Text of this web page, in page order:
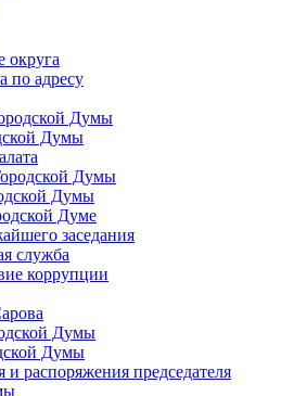
округа
по адресу
Думы
Думы
Думы
Думы
Думе
заседания
служба
коррупции
Думы
Думы
и распоряжения председателя